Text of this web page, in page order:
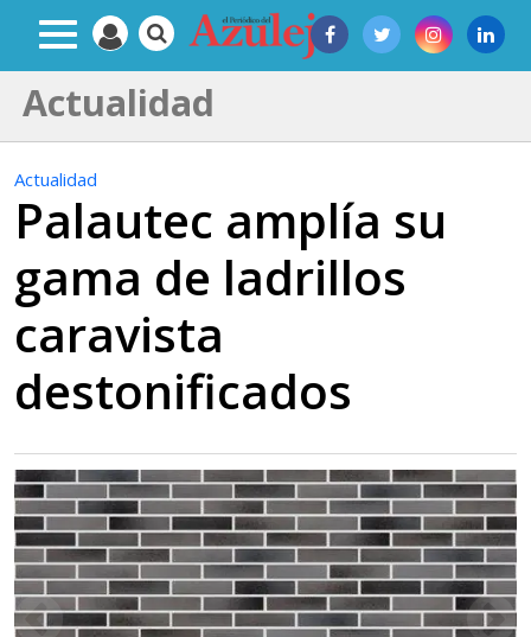
Actualidad
Actualidad
Palautec amplía su
gama de ladrillos
caravista
destonificados